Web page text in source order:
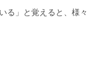
る」と覚えると、様々